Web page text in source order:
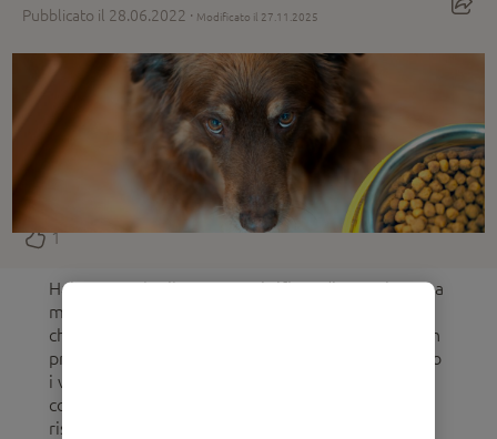
Pubblicato il 28.06.2022 · Modificato il 27.11.2025
1
Hai notato che il tuo cane si rifiuta di mangiare? La
mancanza di appetito può essere il primo segno
che qualcosa non è del tutto a posto. Tuttavia non
preoccuparti prima del tempo: ora ti spiegheremo
i vari motivi che possono causare questo
comportamento e ti daremo dei consigli su come
risolvere la situazione al più presto.